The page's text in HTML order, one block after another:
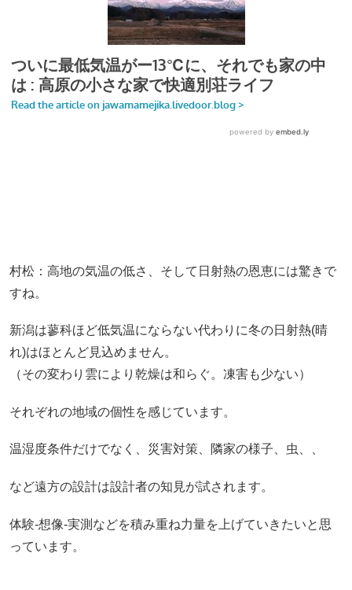
村松：高地の気温の低さ、そして日射熱の恩恵には驚きで
すね。
新潟は蓼科ほど低気温にならない代わりに冬の日射熱(晴
れ)はほとんど見込めません。
（その変わり雲により乾燥は和らぐ。凍害も少ない）
それぞれの地域の個性を感じています。
温湿度条件だけでなく、災害対策、隣家の様子、虫、、
など遠方の設計は設計者の知見が試されます。
体験-想像-実測などを積み重ね力量を上げていきたいと思
っています。